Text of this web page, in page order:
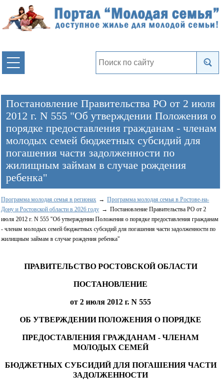
Постановление Правительства РО от 2 июля
2012 г. N 555 "Об утверждении Положения о
порядке предоставления гражданам - членам
молодых семей бюджетных субсидий для
погашения части задолженности по
жилищным займам в случае рождения
ребенка"
Программа молодая семья в регионах
Программа молодая семья в Ростове-на-
Дону и Ростовской области в 2026 году
Постановление Правительства РО от 2
июля 2012 г. N 555 "Об утверждении Положения о порядке предоставления гражданам
- членам молодых семей бюджетных субсидий для погашения части задолженности по
жилищным займам в случае рождения ребенка"
ПРАВИТЕЛЬСТВО РОСТОВСКОЙ ОБЛАСТИ
ПОСТАНОВЛЕНИЕ
от 2 июля 2012 г. N 555
ОБ УТВЕРЖДЕНИИ ПОЛОЖЕНИЯ О ПОРЯДКЕ
ПРЕДОСТАВЛЕНИЯ ГРАЖДАНАМ - ЧЛЕНАМ
МОЛОДЫХ СЕМЕЙ
БЮДЖЕТНЫХ СУБСИДИЙ ДЛЯ ПОГАШЕНИЯ ЧАСТИ
ЗАДОЛЖЕННОСТИ